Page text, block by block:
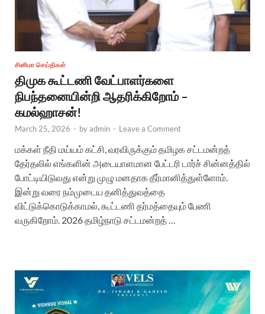
சினிமா செய்திகள்
திமுக கூட்டணி வேட்பாளர்களை
நிபந்தனையின்றி ஆதரிக்கிறோம் –
கமல்ஹாசன்!
March 25, 2026 - byadmin - Leave a Comment
மக்கள் நீதி மய்யம் கட்சி, வரவிருக்கும் தமிழக சட்டமன்றத்
தேர்தலில் எங்களின் அடையாளமான பேட்டரி டார்ச் சின்னத்தில்
போட்டியிடுவது என்று முழு மனதாக தீர்மானித்துள்ளோம்.
இன்று வரை நம்முடைய தனித்துவத்தை
விட்டுக்கொடுக்காமல், கூட்டணி தர்மத்தையும் பேணி
வருகிறோம். 2026 தமிழ்நாடு சட்டமன்றத் …